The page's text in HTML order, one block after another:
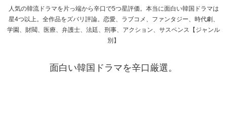
人気の韓流ドラマを片っ端から辛口で5つ星評価。本当に面白い韓国ドラマは
星4つ以上。全作品をズバリ評論。恋愛、ラブコメ、ファンタジー、時代劇、
学園、財閥、医療、弁護士、法廷、刑事、アクション、サスペンス【ジャンル
別】
面白い韓国ドラマを辛口厳選。